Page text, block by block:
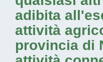
adibita
attività
provincia di